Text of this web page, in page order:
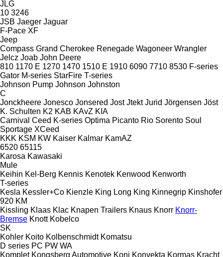
JLG
10 3246
JSB Jaeger Jaguar
F-Pace XF
Jeep
Compass Grand Cherokee Renegade Wagoneer Wrangler
Jelcz Joab John Deere
810 1170 E 1270 1470 1510 E 1910 6090 7710 8530 F-series
Gator M-series StarFire T-series
Johnson Pump Johnson Johnston
C
Jonckheere Jonesco Jonsered Jost Jtekt Jurid Jörgensen Jöst
K. Schulten K2 KAB KAvZ KIA
Carnival Ceed K-series Optima Picanto Rio Sorento Soul
Sportage XCeed
KKK KSM KW Kaiser Kalmar KamAZ
6520 65115
Karosa Kawasaki
Mule
Keihin Kel-Berg Kennis Kenotek Kenwood Kenworth
T-series
Kesla Kessler+Co Kienzle King Long King Kinnegrip Kinshofer
920 KM
Kissling Klaas Klac Knapen Trailers Knaus Knorr Knorr-
Bremse Knott Kobelco
SK
Kohler Koito Kolbenschmidt Komatsu
D series PC PW WA
Komplet Kongsberg Automotive Koni Konvekta Kormas Kracht